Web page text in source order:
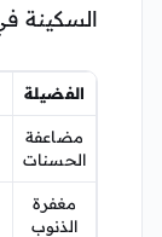
السكينة
الفضيلة
مضاعفة
الحسنات
مغفرة
الذنوب